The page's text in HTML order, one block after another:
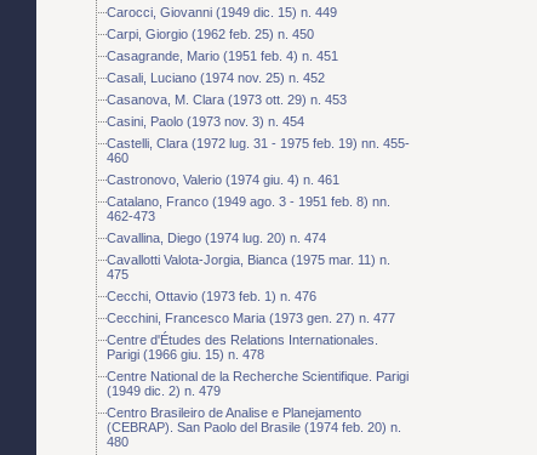
Carocci, Giovanni (1949 dic. 15) n. 449
Carpi, Giorgio (1962 feb. 25) n. 450
Casagrande, Mario (1951 feb. 4) n. 451
Casali, Luciano (1974 nov. 25) n. 452
Casanova, M. Clara (1973 ott. 29) n. 453
Casini, Paolo (1973 nov. 3) n. 454
Castelli, Clara (1972 lug. 31 - 1975 feb. 19) nn. 455-
460
Castronovo, Valerio (1974 giu. 4) n. 461
Catalano, Franco (1949 ago. 3 - 1951 feb. 8) nn.
462-473
Cavallina, Diego (1974 lug. 20) n. 474
Cavallotti Valota-Jorgia, Bianca (1975 mar. 11) n.
475
Cecchi, Ottavio (1973 feb. 1) n. 476
Cecchini, Francesco Maria (1973 gen. 27) n. 477
Centre d'Études des Relations Internationales.
Parigi (1966 giu. 15) n. 478
Centre National de la Recherche Scientifique. Parigi
(1949 dic. 2) n. 479
Centro Brasileiro de Analise e Planejamento
(CEBRAP). San Paolo del Brasile (1974 feb. 20) n.
480